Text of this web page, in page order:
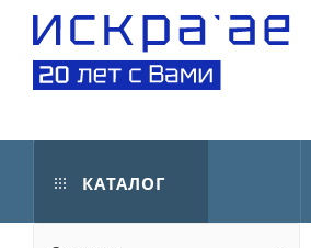
КАТАЛОГ